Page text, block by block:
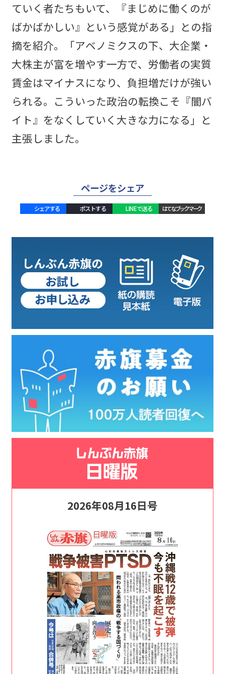
ていく者たちもいて、『まじめに働くのが
ばかばかしい』という感覚がある」との指
摘を紹介。「アベノミクスの下、大企業・
大株主が富を増やす一方で、労働者の実質
賃金はマイナスになり、負担増だけが強い
られる。こういった政治の転換こそ『闇バ
イト』をなくしていく大きな力になる」と
主張しました。
ページをシェア
シェアする ポストする LINEで送る はてなブックマーク
2026年08月16日号